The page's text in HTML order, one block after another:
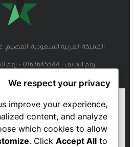
المملكة العربية السعودية، القصيم،
رقم الهاتف : 0163645544 – رقم الفاكس : 0163641219
We respect your privacy
improve your experience,
content, and analyze
which cookies to allow
. ClickAccept All to